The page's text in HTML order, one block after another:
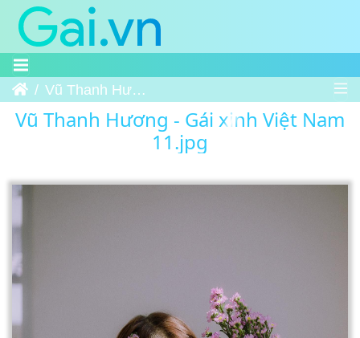
Trang chủVũ Thanh Hương - Gái xinh Việt Nam 11
Vũ Thanh Hương - Gái xinh Việt Nam
11.jpg